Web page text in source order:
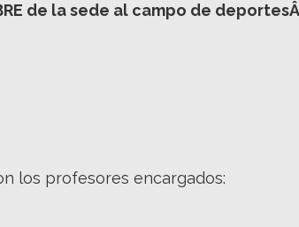
de la sede al campo de deportesÂ
los profesores encargados: